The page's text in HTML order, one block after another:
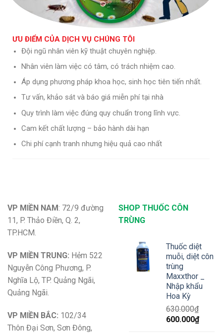
ƯU ĐIỂM CỦA DỊCH VỤ CHÚNG TÔI
Đội ngũ nhân viên kỹ thuật chuyên nghiệp.
Nhân viên làm việc có tâm, có trách nhiệm cao.
Áp dụng phương pháp khoa học, sinh học tiên tiến nhất.
Tư vấn, khảo sát và báo giá miễn phí tại nhà
Quy trình làm việc đúng quy chuẩn trong lĩnh vực.
Cam kết chất lượng – bảo hành dài hạn
Chi phí cạnh tranh nhưng hiệu quả cao nhất
VP MIỀN NAM: 72/9 đường
11, P. Thảo Điền, Q. 2,
TP.HCM.
VP MIỀN TRUNG: Hẻm 522
Nguyễn Công Phương, P.
Nghĩa Lộ, TP. Quảng Ngãi,
Quảng Ngãi.
VP MIỀN BẮC: 102/34
Thôn Đại Sơn, Sơn Đông,
SHOP THUỐC CÔN
TRÙNG
Thuốc diệt
muỗi, diệt côn
trùng
Maxxthor _
Nhập khẩu
Hoa Kỳ
630.000₫
Giá
600.000₫Giá